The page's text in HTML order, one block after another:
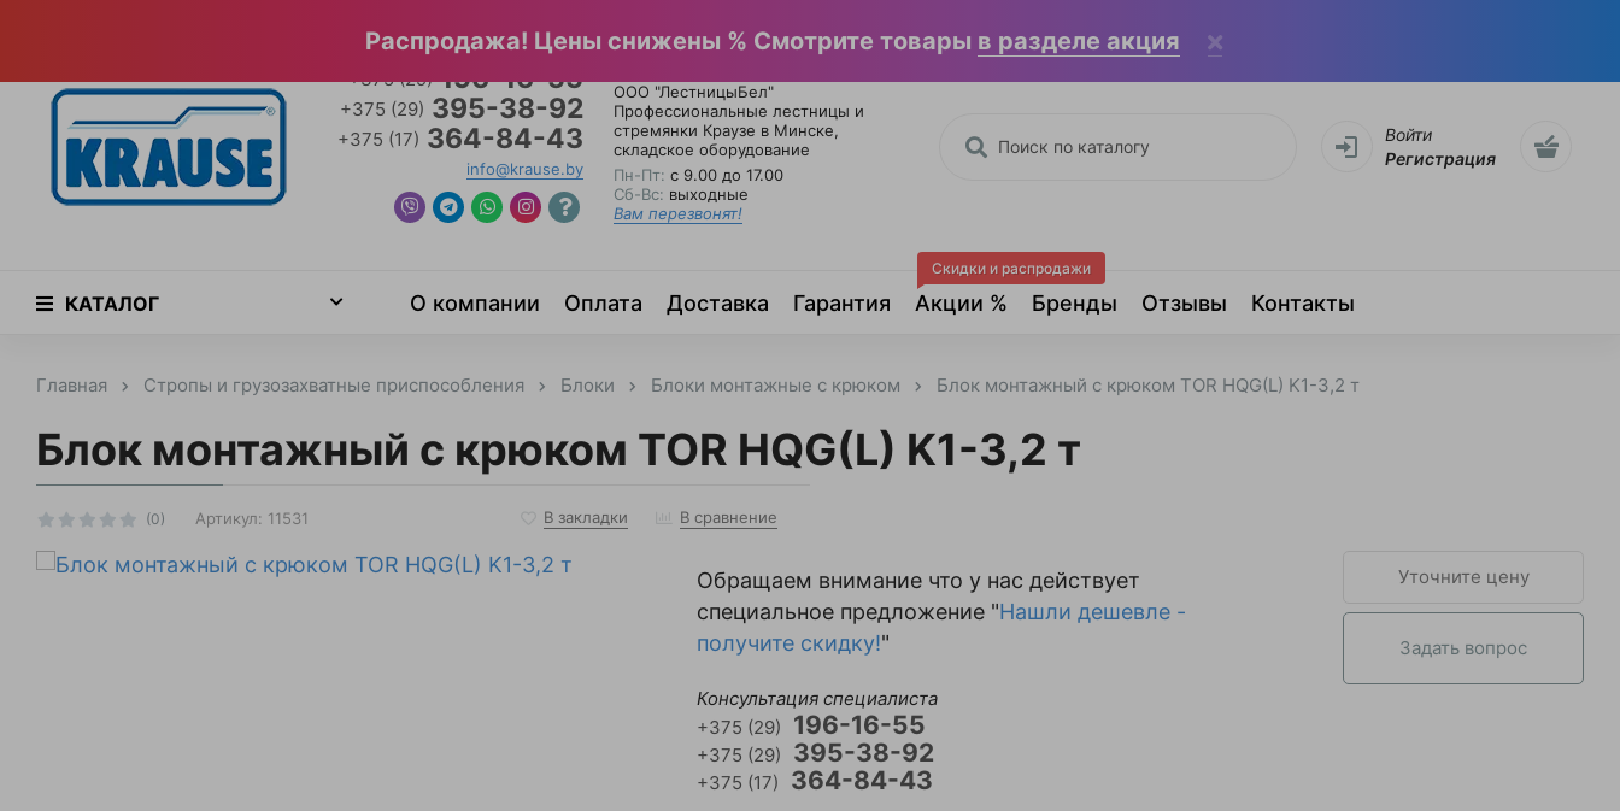
+375 (29) 196-16-55
+375 (29) 395-38-92
+375 (17) 364-84-43
info@krause.by
ООО "ЛестницыБел"
Профессиональные лестницы и
стремянки Краузе в Минске,
складское оборудование
Пн-Пт: с 9.00 до 17.00
Сб-Вс: выходные
Вам перезвонят!
Войти
Регистрация
КАТАЛОГ О компании Оплата Доставка Гарантия Акции %
Скидки и распродажи
Бренды Отзывы Контакты
Главная Стропы и грузозахватные приспособления Блоки Блоки монтажные с крюком Блок монтажный с крюком TOR HQG(L) K1-3,2 т
Блок монтажный с крюком TOR HQG(L) K1-3,2 т
(0) Артикул: 11531 В закладки В сравнение
Обращаем внимание что у нас действует
специальное предложение "Нашли дешевле -
получите скидку!"
Консультация специалиста
+375 (29)
196-16-55
+375 (29) 395-38-92
+375 (17) 364-84-43
Уточните цену
Задать вопрос
Распродажа! Цены снижены % Смотрите товары в разделе акция